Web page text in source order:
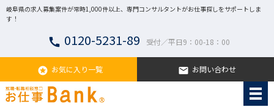
岐阜県の求人募集案件が常時1,000件以上、専門コンサルタントがお仕事探しをサポートしま
す！
call 0120-5231-89 受付／平日9：00-18：00
stars お気に入り一覧 email お問い合わせ